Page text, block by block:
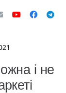
і не